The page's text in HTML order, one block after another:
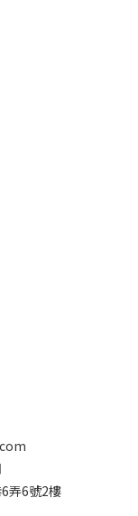
弄6號2樓